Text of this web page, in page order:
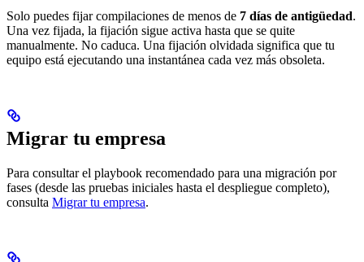
Solo puedes fijar compilaciones de menos de 7 días de antigüedad.
Una vez fijada, la fijación sigue activa hasta que se quite
manualmente. No caduca. Una fijación olvidada significa que tu
equipo está ejecutando una instantánea cada vez más obsoleta.
Migrar tu empresa
Para consultar el playbook recomendado para una migración por
fases (desde las pruebas iniciales hasta el despliegue completo),
consulta Migrar tu empresa.